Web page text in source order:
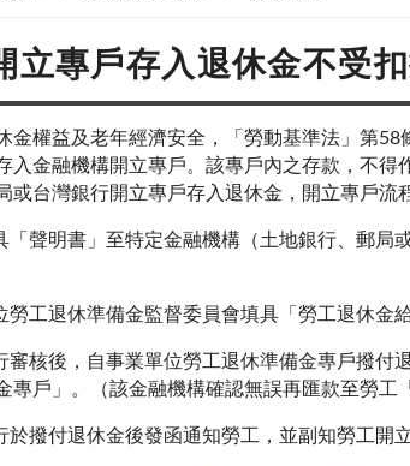
立專戶存入退休金不受
金權益及老年經濟安全，「勞動基準法」第58
入金融機構開立專戶。該專戶內之存款，不
或台灣銀行開立專戶存入退休金 ，開立專戶流
「聲明書」至特定金融機構（土地銀行、郵局
勞工退休準備金監督委員會填具「勞工退休金
審核後，自事業單位勞工退休準備金專戶撥付
專戶」 。 （該金融機構確認無誤再匯款至勞
於撥付退休金後發函通知勞工，並副知勞工開